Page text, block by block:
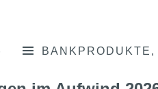
BANKPRODUKTE